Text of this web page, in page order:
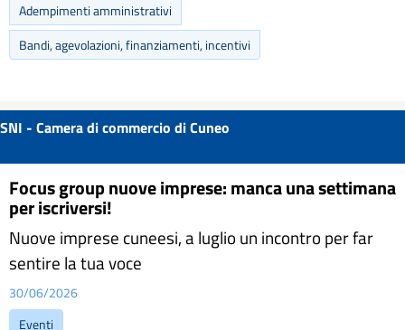
Adempimenti amministrativi
Bandi, agevolazioni, finanziamenti, incentivi
SNI - Camera di commercio di Cuneo
Focus group nuove imprese: manca una settimana
per iscriversi!
Nuove imprese cuneesi, a luglio un incontro per far
sentire la tua voce
30/06/2026
Eventi